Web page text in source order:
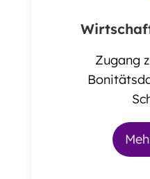
Zugang